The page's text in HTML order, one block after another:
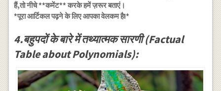
हैं,तो नीचे **कमेंट** करके हमें ज़रूर बताएं।
*पूरा आर्टिकल पढ़ने के लिए आपका वेलकम है!*
4.बहुपदों के बारे में तथ्यात्मक सारणी (Factual
Table about Polynomials):